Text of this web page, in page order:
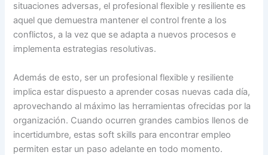
situaciones adversas, el profesional flexible y resiliente es
aquel que demuestra mantener el control frente a los
conflictos, a la vez que se adapta a nuevos procesos e
implementa estrategias resolutivas.
Además de esto, ser un profesional flexible y resiliente
implica estar dispuesto a aprender cosas nuevas cada día,
aprovechando al máximo las herramientas ofrecidas por la
organización. Cuando ocurren grandes cambios llenos de
incertidumbre, estas soft skills para encontrar empleo
permiten estar un paso adelante en todo momento.